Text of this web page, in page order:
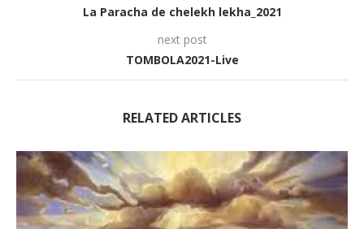
La Paracha de chelekh lekha_2021
next post
TOMBOLA2021-Live
RELATED ARTICLES